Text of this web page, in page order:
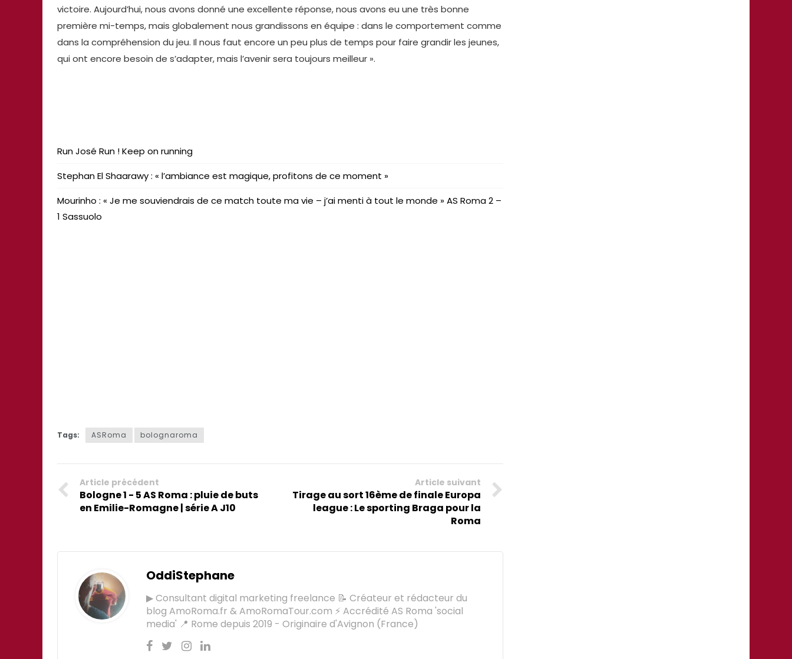
victoire. Aujourd’hui, nous avons donné une excellente réponse, nous avons eu une très bonne
première mi-temps, mais globalement nous grandissons en équipe : dans le comportement comme
dans la compréhension du jeu. Il nous faut encore un peu plus de temps pour faire grandir les jeunes,
qui ont encore besoin de s’adapter, mais l’avenir sera toujours meilleur ».
Run José Run ! Keep on running
Stephan El Shaarawy : « l’ambiance est magique, profitons de ce moment »
Mourinho : « Je me souviendrais de ce match toute ma vie – j’ai menti à tout le monde » AS Roma 2 –
1 Sassuolo
Tags: ASRoma bolognaroma
Article précédent
Bologne 1 - 5 AS Roma : pluie de buts
en Emilie-Romagne | série A J10
Article suivant
Tirage au sort 16ème de finale Europa
league : Le sporting Braga pour la
Roma
OddiStephane
▶ Consultant digital marketing freelance 📝 Créateur et rédacteur du
blog AmoRoma.fr & AmoRomaTour.com ⚡ Accrédité AS Roma 'social
media' 📍 Rome depuis 2019 - Originaire d'Avignon (France)